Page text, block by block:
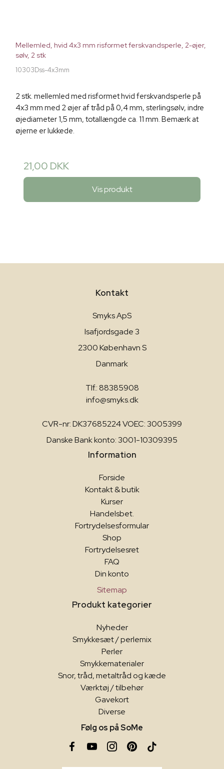
Mellemled, hvid 4x3 mm risformet ferskvandsperle, 2-øjer,
sølv, 2 stk
10303Dss-4x3mm
2 stk. mellemled med risformet hvid ferskvandsperle på
4x3 mm med 2 øjer af tråd på 0,4 mm, sterlingsølv, indre
øjediameter 1,5 mm, totallængde ca. 11 mm. Bemærk at
øjerne er lukkede.
21,00 DKK
Vis produkt
Kontakt
Smyks ApS
Isafjordsgade 3
2300 København S
Danmark
Tlf.: 88385908
info@smyks.dk
CVR-nr: DK37685224 VOEC: 3005399
Danske Bank konto: 3001-10309395
Information
Forside
Kontakt & butik
Kurser
Handelsbet.
Fortrydelsesformular
Shop
Fortrydelsesret
FAQ
Din konto
Sitemap
Produkt kategorier
Nyheder
Smykkesæt / perlemix
Perler
Smykkematerialer
Snor, tråd, metaltråd og kæde
Værktøj / tilbehør
Gavekort
Diverse
Følg os på SoMe